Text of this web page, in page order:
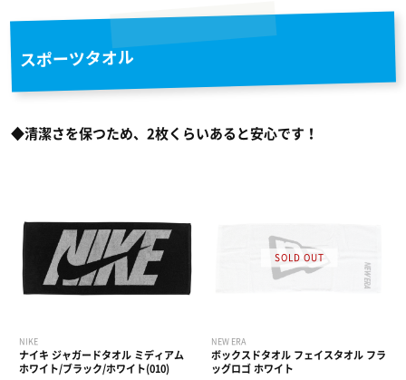
スポーツタオル
◆清潔さを保つため、2枚くらいあると安心です！
NIKE
ナイキ ジャガードタオル ミディアム
ホワイト/ブラック/ホワイト(010)
NEW ERA
ボックスドタオル フェイスタオル フラ
ッグロゴ ホワイト